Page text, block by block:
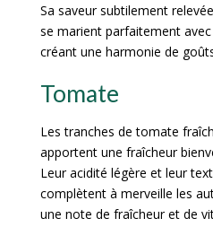
Sa saveur subtilement
se marient parfaitement
créant une harmonie de
Tomate
Les tranches de tomate
apportent une fraîcheur
Leur acidité légère et leur
complètent à merveille les
une note de fraîcheur et de